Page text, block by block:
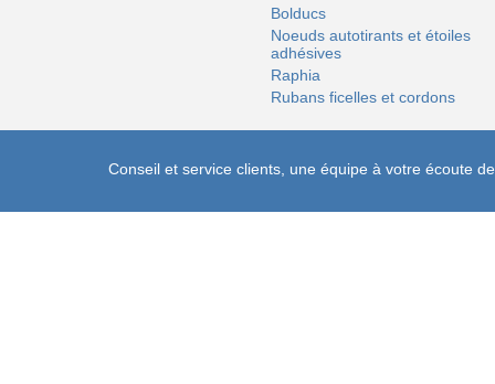
Bolducs
Noeuds autotirants et étoiles
adhésives
Raphia
Rubans ficelles et cordons
Conseil et service clients, une équipe à votre écoute